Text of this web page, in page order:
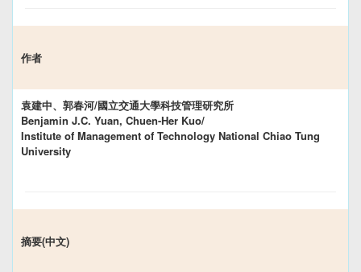
作者
袁建中、郭春河/國立交通大學科技管理研究所
Benjamin J.C. Yuan, Chuen-Her Kuo/
Institute of Management of Technology National Chiao Tung
University
摘要(中文)